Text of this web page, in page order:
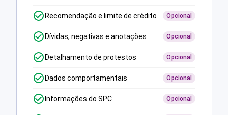
Recomendação e limite de crédito Opcional
Dívidas, negativas e anotações Opcional
Detalhamento de protestos Opcional
Dados comportamentais Opcional
Informações do SPC Opcional